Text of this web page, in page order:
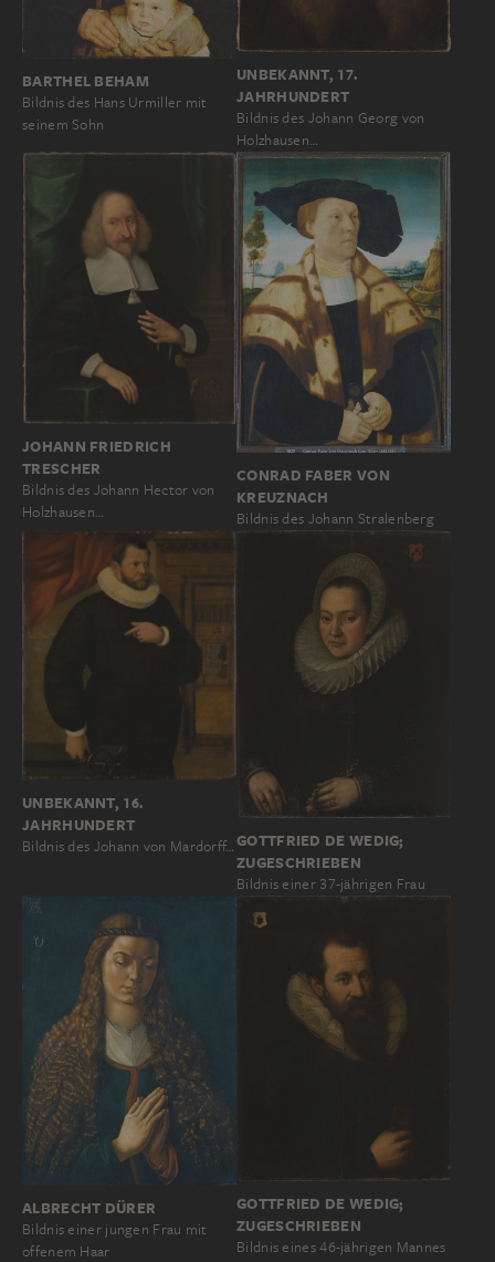
BARTHEL BEHAM
Bildnis des Hans Urmiller mit
seinem Sohn
UNBEKANNT, 17.
JAHRHUNDERT
Bildnis des Johann Georg von
Holzhausen…
JOHANN FRIEDRICH
TRESCHER
Bildnis des Johann Hector von
Holzhausen…
CONRAD FABER VON
KREUZNACH
Bildnis des Johann Stralenberg
UNBEKANNT, 16.
JAHRHUNDERT
Bildnis des Johann von Mardorff…GOTTFRIED DE WEDIG;
ZUGESCHRIEBEN
Bildnis einer 37-jährigen Frau
ALBRECHT DÜRER
Bildnis einer jungen Frau mit
offenem Haar
GOTTFRIED DE WEDIG;
ZUGESCHRIEBEN
Bildnis eines 46-jährigen Mannes